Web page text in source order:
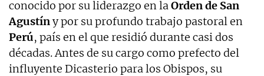
conocido por su liderazgo en laOrden de San
Agustíny por su profundo trabajo pastoral en
Perú, país en el que residió durante casi dos
décadas. Antes de su cargo como prefecto del
influyente Dicasterio para los Obispos, su